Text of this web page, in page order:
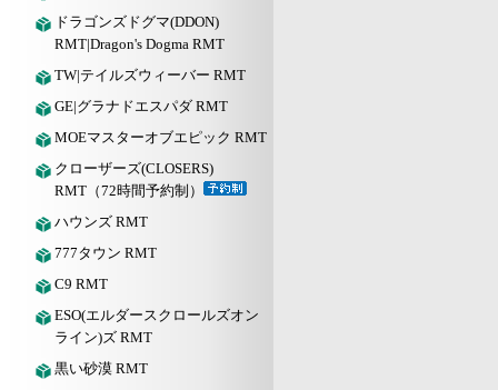
ドラゴンズドグマ(DDON)
RMT|Dragon's Dogma RMT
TW|テイルズウィーバー RMT
GE|グラナドエスパダ RMT
MOEマスターオブエピック RMT
クローザーズ(CLOSERS)
RMT（72時間予約制）
ハウンズ RMT
777タウン RMT
C9 RMT
ESO(エルダースクロールズオン
ライン)ズ RMT
黒い砂漠 RMT